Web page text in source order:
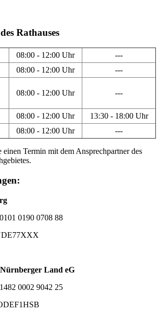
Rathauses
08:00 - 12:00 Uhr
---
08:00 - 12:00 Uhr ---
08:00 - 12:00 Uhr ---
08:00 - 12:00 Uhr
13:30 - 18:00 Uhr
08:00 - 12:00 Uhr ---
einen Termin mit dem Ansprechpartner des
0190 0708 88
Land eG
0002 9042 25